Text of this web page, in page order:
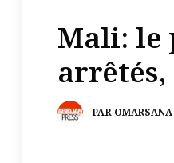
Mali: le
PAR OMARSANA